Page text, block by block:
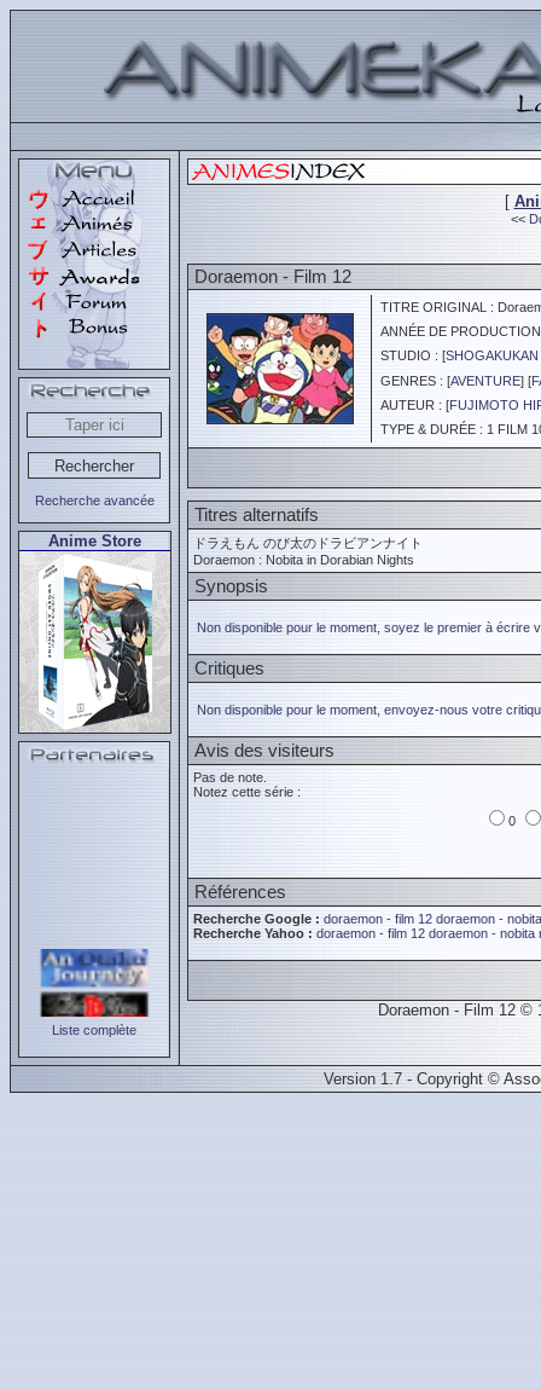
Recherche avancée
Anime Store
Liste complète
[
<<
Doraemon - Film 12
TITRE ORIGINAL :
ANNÉE DE
STUDIO : [
GENRES : [AVENTURE] [
AUTEUR : [FUJIMOTO
TYPE & DURÉE : 1 FILM
Titres alternatifs
ドラえもん のび太のドラビアンナイト
Doraemon : Nobita in Dorabian Nights
Synopsis
Non disponible pour le moment, soyez le premier à écrire
Critiques
Non disponible pour le moment, envoyez-nous votre
Avis des visiteurs
Pas de note.
Notez cette série :
0
Références
Recherche Google : doraemon - film 12 doraemon -
Recherche Yahoo : doraemon - film 12 doraemon - nobita
Doraemon - Film 12 ©
Version 1.7 - Copyright ©